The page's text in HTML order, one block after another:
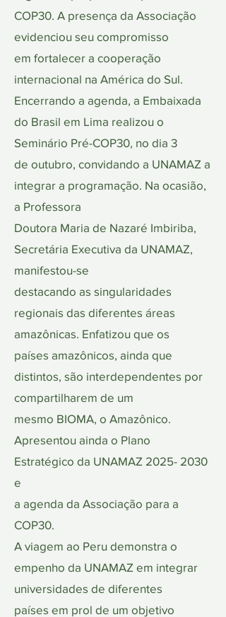
COP30. A presença da Associação
evidenciou seu compromisso
em fortalecer a cooperação
internacional na América do Sul.
Encerrando a agenda, a Embaixada
do Brasil em Lima realizou o
Seminário Pré-COP30, no dia 3
de outubro, convidando a UNAMAZ a
integrar a programação. Na ocasião,
a Professora
Doutora Maria de Nazaré Imbiriba,
Secretária Executiva da UNAMAZ,
manifestou-se
destacando as singularidades
regionais das diferentes áreas
amazônicas. Enfatizou que os
países amazônicos, ainda que
distintos, são interdependentes por
compartilharem de um
mesmo BIOMA, o Amazônico.
Apresentou ainda o Plano
Estratégico da UNAMAZ 2025- 2030
e
a agenda da Associação para a
COP30.
A viagem ao Peru demonstra o
empenho da UNAMAZ em integrar
universidades de diferentes
países em prol de um objetivo